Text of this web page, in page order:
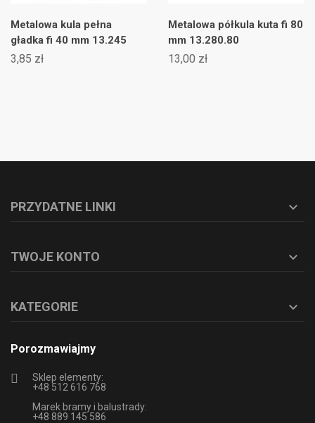
Metalowa kula pełna
gładka fi 40 mm 13.245
3,85 zł
Metalowa półkula kuta fi 80
mm 13.280.80
13,00 zł
PRZYDATNE LINKI 
TWOJE KONTO 
KATEGORIE 
Porozmawiajmy
Sklep elementy:
+48 512 616 768
Marek bramy i balustrady:
+48 889 145 586